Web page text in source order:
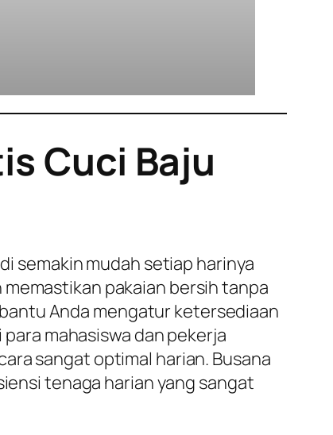
Cuci Baju
semakin mudah setiap harinya
pakaian bersih tanpa
Anda mengatur ketersediaan
mahasiswa dan pekerja
sangat optimal harian. Busana
tenaga harian yang sangat